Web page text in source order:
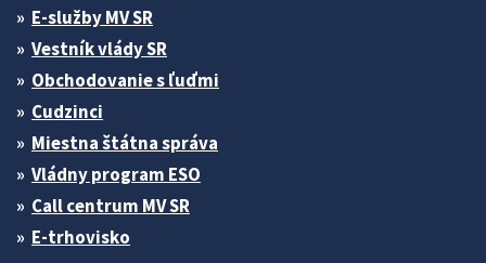
E-služby MV SR
Vestník vlády SR
Obchodovanie s ľuďmi
Cudzinci
Miestna štátna správa
Vládny program ESO
Call centrum MV SR
E-trhovisko